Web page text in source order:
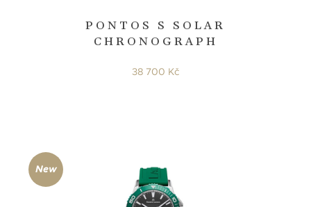
PONTOS S SOLAR
CHRONOGRAPH
38 700 Kč
New